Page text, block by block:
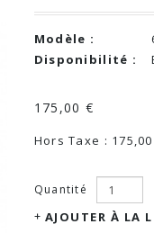
Modèle :
Disponibilité :
175,00 €
Hors Taxe :
Quantité
AJOUTER À LA